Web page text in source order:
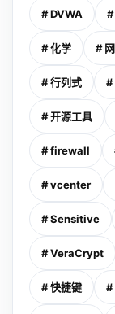
# DVWA #
# 化学 #
# 行列式 #
# 开源工具
# firewall
# vcenter
# Sensitive
# VeraCrypt
# 快捷键 #